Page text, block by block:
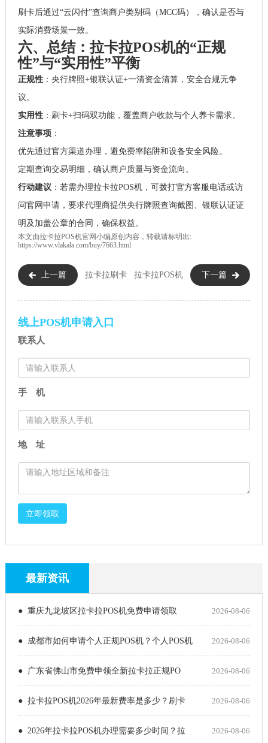
刷卡后通过“云闪付”查询商户类别码（MCC码），确认是否与
实际消费场景一致。
六、总结：拉卡拉POS机的“正规
性”与“实用性”平衡
正规性：央行牌照+银联认证+一清资金清算，安全合规无争
议。
实用性：刷卡+扫码双功能，覆盖商户收款与个人养卡需求。
注意事项 ：
优先通过官方渠道办理，避免费率陷阱和设备安全风险。
定期查询交易明细，确认商户质量与资金流向。
行动建议 ：若需办理拉卡拉POS机，可拨打官方客服电话或访
问官网申请，要求代理商提供央行牌照查询截图、银联认证证
明及加盖公章的合同，确保权益。
本文由拉卡拉POS机官网小编原创内容，转载请标明出:
https://www.vlakala.com/buy/7663.html
上一篇 拉卡拉刷卡
能证明？
下一篇
拉卡拉POS机
线上POS机申请入口
联系人
手 机
地 址
立即领取
最新资讯
● 重庆九龙坡区拉卡拉POS机免费申请领取 2026-08-06
● 成都市如何申请个人正规POS机？个人POS机 2026-08-06
● 广东省佛山市免费申领全新拉卡拉正规PO 2026-08-06
● 拉卡拉POS机2026年最新费率是多少？刷卡 2026-08-06
● 2026年拉卡拉POS机办理需要多少时间？拉 2026-08-06